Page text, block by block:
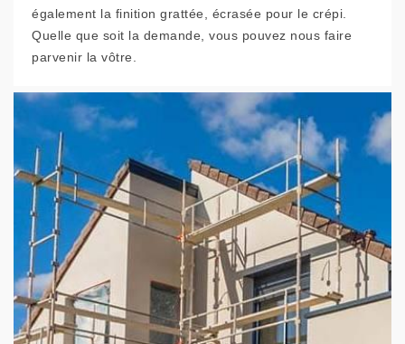
également la finition grattée, écrasée pour le crépi.
Quelle que soit la demande, vous pouvez nous faire
parvenir la vôtre.